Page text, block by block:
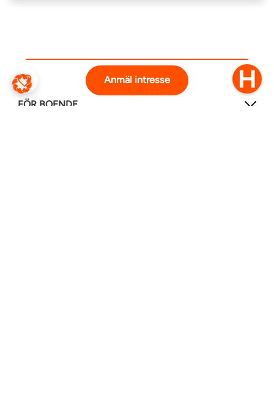
Anmäl intresse
FÖR BOENDE